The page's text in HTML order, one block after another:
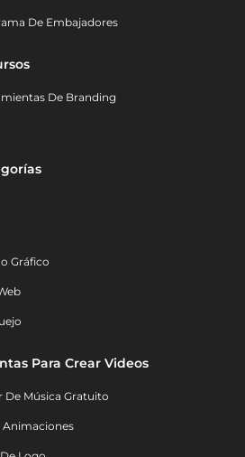
De Embajadores
De Branding
Gráfico
Para Crear Videos
De Música Gratuito
Animaciones